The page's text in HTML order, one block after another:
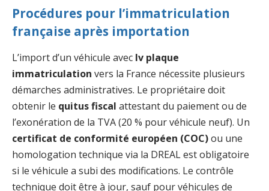
Procédures pour l’immatriculation
française après importation
L’import d’un véhicule avec lv plaque
immatriculation vers la France nécessite plusieurs
démarches administratives. Le propriétaire doit
obtenir le quitus fiscal attestant du paiement ou de
l’exonération de la TVA (20 % pour véhicule neuf). Un
certificat de conformité européen (COC)ou une
homologation technique via la DREAL est obligatoire
si le véhicule a subi des modifications. Le contrôle
technique doit être à jour, sauf pour véhicules de